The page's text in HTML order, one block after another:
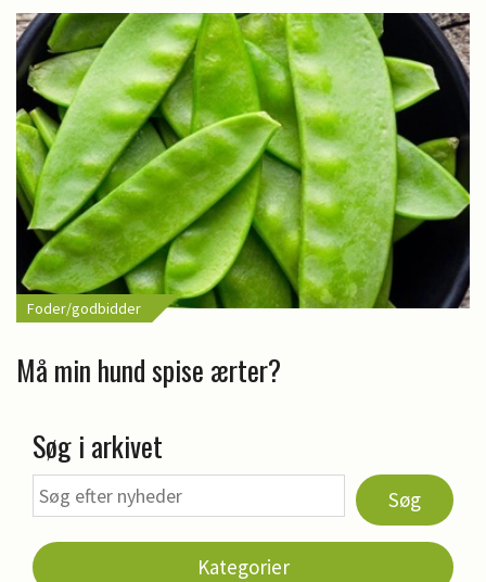
Foder/godbidder
Må min hund spise ærter?
Søg i arkivet
Søg
Kategorier